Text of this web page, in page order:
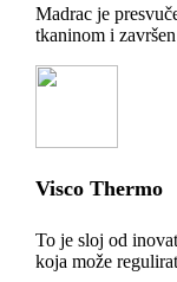
Madrac je
tkaninom i
Visco Thermo
To je sloj od
koja može